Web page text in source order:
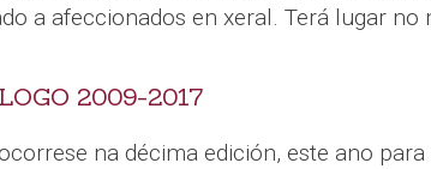
a afeccionados en xeral. Terá lugar no
2009-2017
na décima edición, este ano